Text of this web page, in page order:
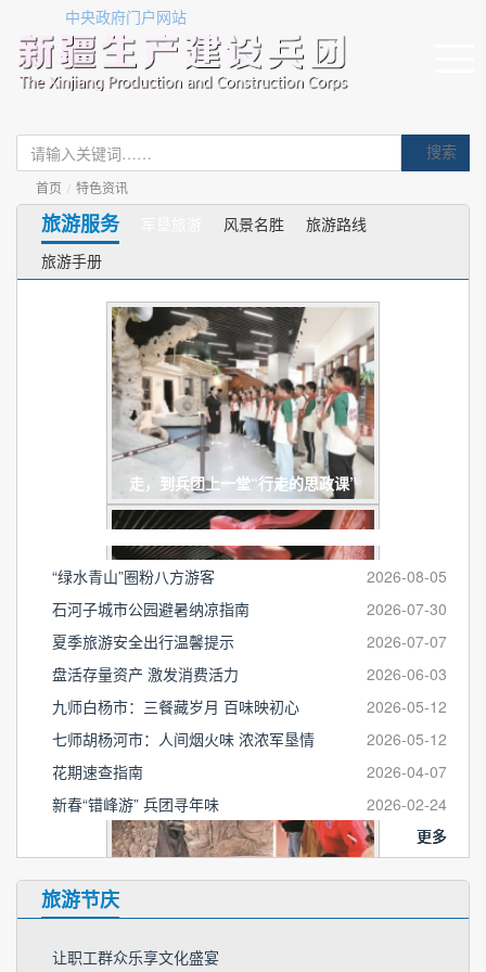
中央政府门户网站
搜索
首页 / 特色资讯
旅游服务 风景名胜
旅游路线
旅游手册
走，到兵团上一堂“行走的思政课”
2026-07-14
走，到兵团上一堂“行走的思政课”
2026-07-13
一座馆的红色回响
2026-05-26
历史的回望 精神的洗礼
2026-05-19
厚植军垦魂 砥砺少年行
2026-05-19
豪情传薪火 风华耀天山
2026-04-10
2026-02-24
童声传红韵 薪火永相传
2026-02-24
赴一场兵团“红色旅游”之约
更多
旅游节庆
让职工群众乐享文化盛宴